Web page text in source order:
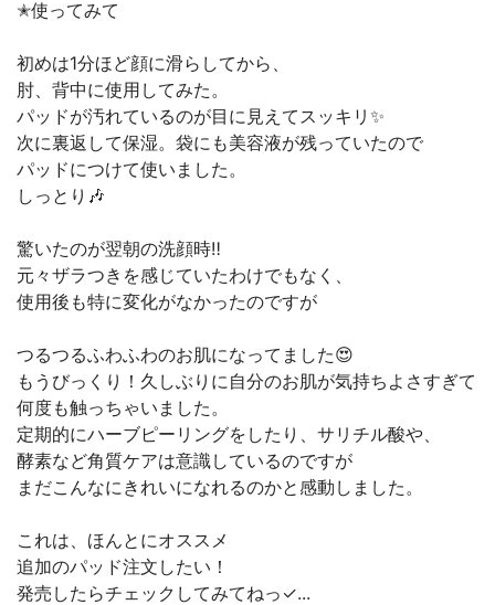
✭使ってみて
初めは1分ほど顔に滑らしてから、
肘、背中に使用してみた。
パッドが汚れているのが目に見えてスッキリ✨
次に裏返して保湿。袋にも美容液が残っていたので
パッドにつけて使いました。
しっとり🎶
驚いたのが翌朝の洗顔時‼️
元々ザラつきを感じていたわけでもなく、
使用後も特に変化がなかったのですが
つるつるふわふわのお肌になってました😍
もうびっくり！久しぶりに自分のお肌が気持ちよさすぎて
何度も触っちゃいました。
定期的にハーブピーリングをしたり、サリチル酸や、
酵素など角質ケアは意識しているのですが
まだこんなにきれいになれるのかと感動しました。
これは、ほんとにオススメ
追加のパッド注文したい！
発売したらチェックしてみてねっ✓...